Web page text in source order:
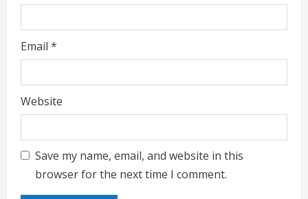
Email *
Website
Save my name, email, and website in this
browser for the next time I comment.